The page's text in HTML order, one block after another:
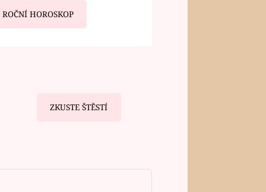
ROČNÍ HOROSKOP
ZKUSTE ŠTĚSTÍ